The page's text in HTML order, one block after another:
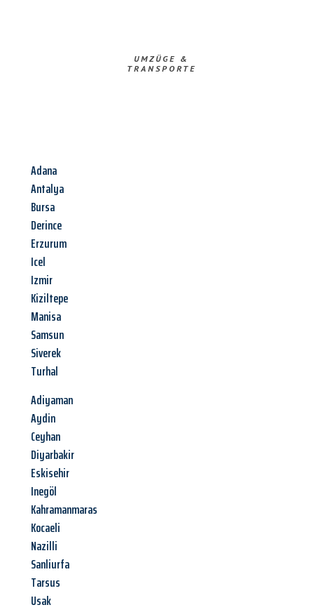
UMZÜGE &
TRANSPORTE
Adana
Antalya
Bursa
Derince
Erzurum
Icel
Izmir
Kiziltepe
Manisa
Samsun
Siverek
Turhal
Adiyaman
Aydin
Ceyhan
Diyarbakir
Eskisehir
Inegöl
Kahramanmaras
Kocaeli
Nazilli
Sanliurfa
Tarsus
Usak